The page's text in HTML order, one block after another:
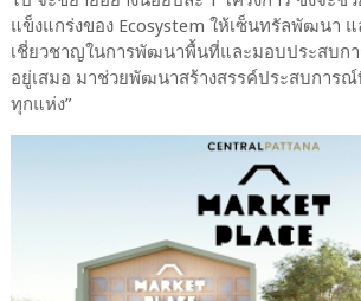
แข็งแกร่งของ Ecosystem ให้เซ็นทรัลพัฒนา แ
เชี่ยวชาญในการพัฒนาพื้นที่และมอบประสบก
อยู่เสมอ มาช่วยพัฒนาสร้างสรรค์ประสบการ
ทุกแห่ง”